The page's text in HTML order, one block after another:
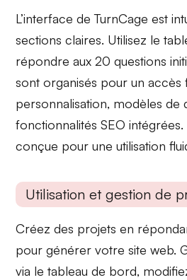
L’interface deTurnCage est
sections claires. Utilisez le
répondre aux 20 questions
sont organisés pour un accès
personnalisation, modèles de
fonctionnalitésSEO intégrées
conçue pour une utilisation
Utilisation et gestion de
Créez des projets en
pour générer votre site web.
via le tableau de bord,